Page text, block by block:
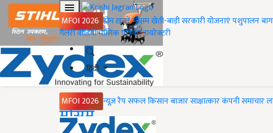
MFOI 2026 होमख़बरेंमौसमखेती-बाड़ीसरकारी योजनाएंपशुपालन
गैलरीवीडियोमासिक पत्रिकाडायरेक्टरी
हिंदी
MFOI 2026 न्यूज़ रैपसफल किसानबाजारसाक्षात्कारकंपनी समाचार
Home
मौसम